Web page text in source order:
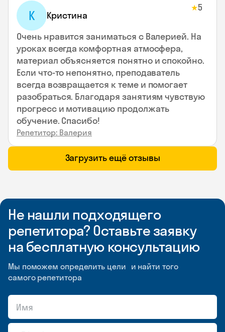
К Кристина
★5
Очень нравится заниматься с Валерией. На
уроках всегда комфортная атмосфера,
материал объясняется понятно и спокойно.
Если что-то непонятно, преподаватель
всегда возвращается к теме и помогает
разобраться. Благодаря занятиям чувствую
прогресс и мотивацию продолжать
обучение. Спасибо!
Репетитор: Валерия
Загрузить ещё отзывы
Не нашли подходящего
репетитора? Оставьте заявку
на бесплатную консультацию
Мы поможем определить цели и найти того
самого репетитора